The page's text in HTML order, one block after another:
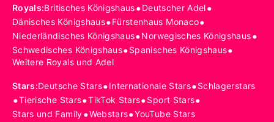
Royals:Britisches Königshaus•Deutscher Adel•
Dänisches Königshaus•Fürstenhaus Monaco•
Niederländisches Königshaus•Norwegisches Königshaus•
Schwedisches Königshaus•Spanisches Königshaus•
Weitere Royals und Adel
Stars:Deutsche Stars•Internationale Stars•Schlagerstars
•Tierische Stars•TikTok Stars•Sport Stars•
Stars und Family•Webstars•YouTube Stars